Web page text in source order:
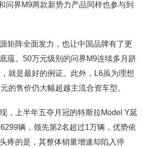
问界M9两款新势力产品同样也参与到
阵全面发力，也让中国品牌有了更
蕴。50万元级别的问界M9连续多月跻
就是最好的例证。此外，L6虽为理想
的售价仍大幅超越主流合资车型。
上半年五夺月冠的特斯拉Model Y延
辆，领先第2名超过1万辆，优势依
疼的是，其整体销量增速却陷入停